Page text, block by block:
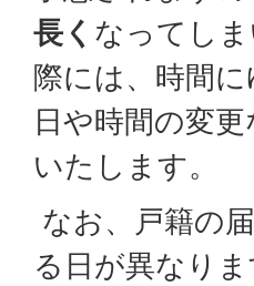
長く なってし
際には、時間
日や時間の変
いたします。
なお、戸籍の
る日が異なり